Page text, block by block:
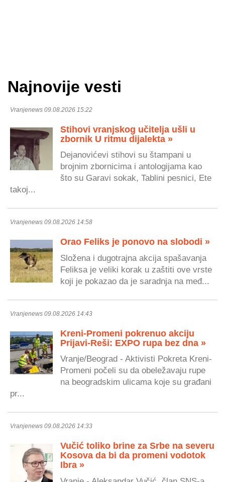
Najnovije vesti
Vranjenews 09.08.2026 15:22
Stihovi vranjskog učitelja ušli u
zbornik U ritmu dijalekta »
Dejanovićevi stihovi su štampani u
brojnim zbornicima i antologijama kao
što su Garavi sokak, Tablini pesnici, Ete
takoj...
Vranjenews 09.08.2026 14:58
Orao Feliks je ponovo na slobodi »
Složena i dugotrajna akcija spašavanja
Feliksa je veliki korak u zaštiti ove vrste
koji je pokazao da je saradnja na međ...
Vranjenews 09.08.2026 14:43
Kreni-Promeni pokrenuo akciju
Prijavi-Reši: EXPO rupa bez dna »
Vranje/Beograd - Aktivisti Pokreta Kreni-
Promeni počeli su da obeležavaju rupe
na beogradskim ulicama koje su građani
pr...
Vranjenews 09.08.2026 14:33
Vučić toliko brine za Srbe na severu
Kosova da bi da promeni vodotok
Ibra »